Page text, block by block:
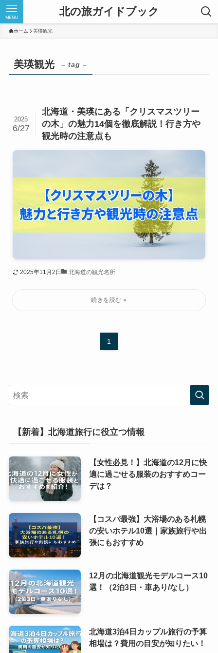
北の旅ガイドブック
MENU
ホーム 美瑛観光
美瑛観光 – tag –
北海道・美瑛にある「クリスマスツリー
の木」の魅力14個を徹底解説！行き方や
観光時の注意点も
2025
6/27
2025年11月2日 北海道の観光名所
1
【新着】北海道旅行に役立つ情報
【女性必見！】北海道の12月に快
適に過ごせる服装のおすすめコー
デは？
【コスパ最強】大浴場のある札幌
の安いホテル10選｜家族旅行や出
張にもおすすめ
12月の北海道観光モデルコース10
選！（2泊3日・車あり/なし）
北海道3泊4日カップル旅行の予算
相場は？費用の目安が知りたい！